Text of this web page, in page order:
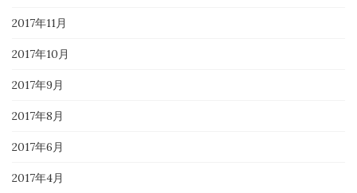
2017年11月
2017年10月
2017年9月
2017年8月
2017年6月
2017年4月